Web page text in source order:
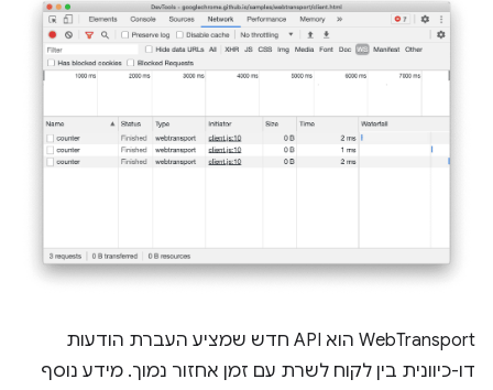
‫WebTransport הוא API חדש שמציע העברת הודעות
דו-כיוונית בין לקוח לשרת עם זמן אחזור נמוך. מידע נוסף